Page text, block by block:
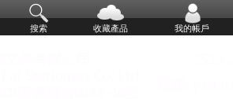
搜索 收藏產品 我的帳戶